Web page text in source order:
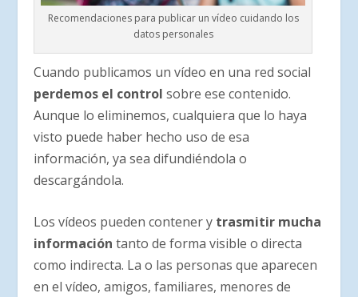
Recomendaciones para publicar un vídeo cuidando los
datos personales
Cuando publicamos un vídeo en una red social
perdemos el control sobre ese contenido.
Aunque lo eliminemos, cualquiera que lo haya
visto puede haber hecho uso de esa
información, ya sea difundiéndola o
descargándola.
Los vídeos pueden contener y trasmitir mucha
información tanto de forma visible o directa
como indirecta. La o las personas que aparecen
en el vídeo, amigos, familiares, menores de